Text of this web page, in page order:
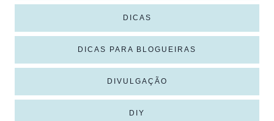
DICAS
DICAS PARA BLOGUEIRAS
DIVULGAÇÃO
DIY